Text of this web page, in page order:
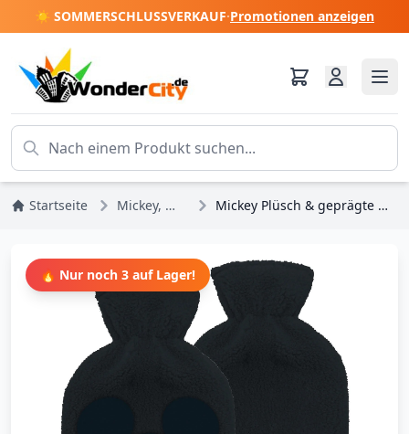
☀️ SOMMERSCHLUSSVERKAUF·Promotionen anzeigen
Startseite Mickey, Minnie, Pluto, Goofy Mickey Plüsch & geprägte Wärmflasche – Disney Mickey & Friends
🔥 Nur noch 3 auf Lager!